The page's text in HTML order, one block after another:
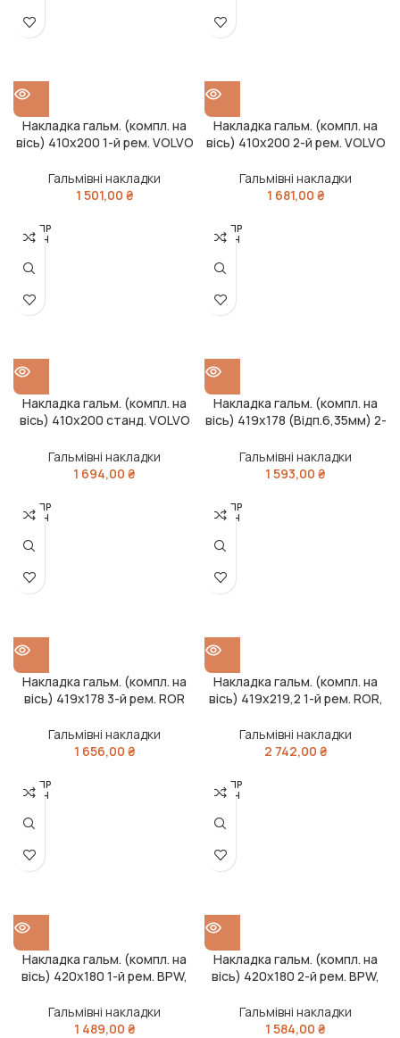
Накладка гальм. (компл. на
вісь) 410х200 1-й рем. VOLVO
Гальмівні накладки
1 501,00 ₴
Накладка гальм. (компл. на
вісь) 410х200 2-й рем. VOLVO
Гальмівні накладки
1 681,00 ₴
РОЗПР
ОДАН
Накладка гальм. (компл. на
вісь) 410х200 станд. VOLVO
Гальмівні накладки
1 694,00 ₴
РОЗПР
ОДАН
Накладка гальм. (компл. на
вісь) 419х178 (Відп.6,35мм) 2-
(RIDER)
Гальмівні накладки
1 593,00 ₴
РОЗПР
ОДАН
Накладка гальм. (компл. на
вісь) 419х178 3-й рем. ROR
Гальмівні накладки
1 656,00 ₴
РОЗПР
ОДАН
Накладка гальм. (компл. на
вісь) 419х219,2 1-й рем. ROR,
Гальмівні накладки
2 742,00 ₴
РОЗПР
ОДАН
Накладка гальм. (компл. на
вісь) 420х180 1-й рем. BPW,
Гальмівні накладки
1 489,00 ₴
РОЗПР
ОДАН
Накладка гальм. (компл. на
вісь) 420х180 2-й рем. BPW,
Гальмівні накладки
1 584,00 ₴